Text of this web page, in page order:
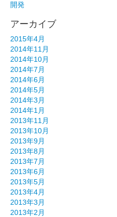
開発
アーカイブ
2015年4月
2014年11月
2014年10月
2014年7月
2014年6月
2014年5月
2014年3月
2014年1月
2013年11月
2013年10月
2013年9月
2013年8月
2013年7月
2013年6月
2013年5月
2013年4月
2013年3月
2013年2月